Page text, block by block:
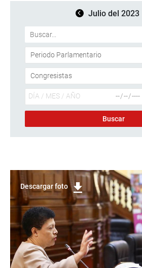
Julio del 2023
Descargar foto